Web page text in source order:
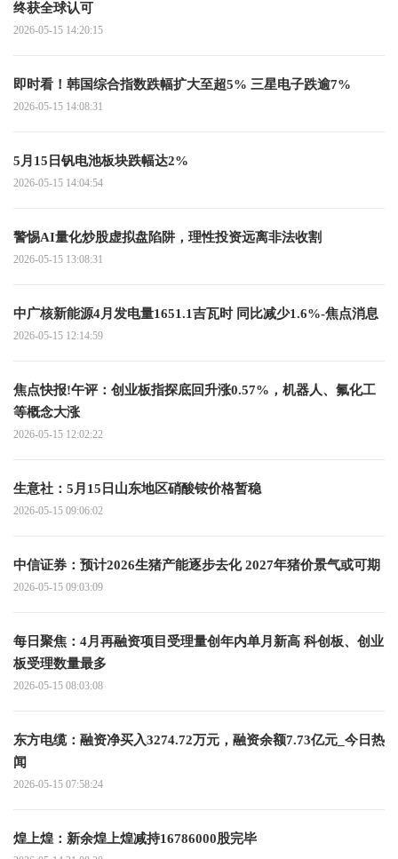
终获全球认可
2026-05-15 14:20:15
即时看！韩国综合指数跌幅扩大至超5% 三星电子跌逾7%
2026-05-15 14:08:31
5月15日钒电池板块跌幅达2%
2026-05-15 14:04:54
警惕AI量化炒股虚拟盘陷阱，理性投资远离非法收割
2026-05-15 13:08:31
中广核新能源4月发电量1651.1吉瓦时 同比减少1.6%-焦点消息
2026-05-15 12:14:59
焦点快报!午评：创业板指探底回升涨0.57%，机器人、氟化工
等概念大涨
2026-05-15 12:02:22
生意社：5月15日山东地区硝酸铵价格暂稳
2026-05-15 09:06:02
中信证券：预计2026生猪产能逐步去化 2027年猪价景气或可期
2026-05-15 09:03:09
每日聚焦：4月再融资项目受理量创年内单月新高 科创板、创业
板受理数量最多
2026-05-15 08:03:08
东方电缆：融资净买入3274.72万元，融资余额7.73亿元_今日热
闻
2026-05-15 07:58:24
煌上煌：新余煌上煌减持16786000股完毕